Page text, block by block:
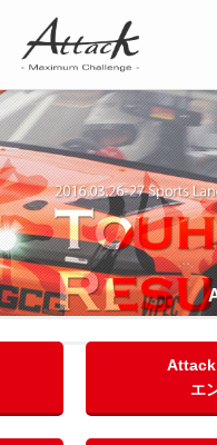
Attack
エ